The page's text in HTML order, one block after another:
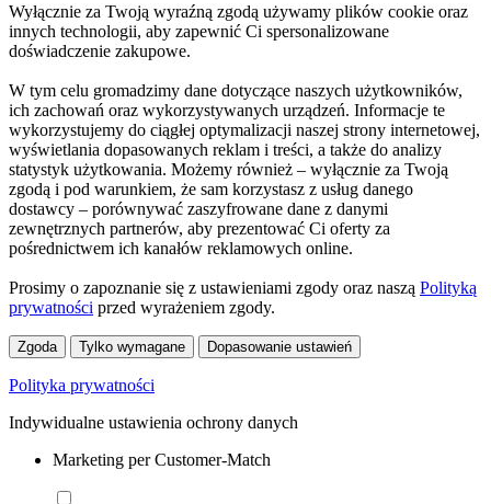
Wyłącznie za Twoją wyraźną zgodą używamy plików cookie oraz
innych technologii, aby zapewnić Ci spersonalizowane
doświadczenie zakupowe.
W tym celu gromadzimy dane dotyczące naszych użytkowników,
ich zachowań oraz wykorzystywanych urządzeń. Informacje te
wykorzystujemy do ciągłej optymalizacji naszej strony internetowej,
wyświetlania dopasowanych reklam i treści, a także do analizy
statystyk użytkowania. Możemy również – wyłącznie za Twoją
zgodą i pod warunkiem, że sam korzystasz z usług danego
dostawcy – porównywać zaszyfrowane dane z danymi
zewnętrznych partnerów, aby prezentować Ci oferty za
pośrednictwem ich kanałów reklamowych online.
Prosimy o zapoznanie się z ustawieniami zgody oraz naszą Polityką
prywatności przed wyrażeniem zgody.
Zgoda Tylko wymagane Dopasowanie ustawień
Polityka prywatności
Indywidualne ustawienia ochrony danych
Marketing per Customer-Match